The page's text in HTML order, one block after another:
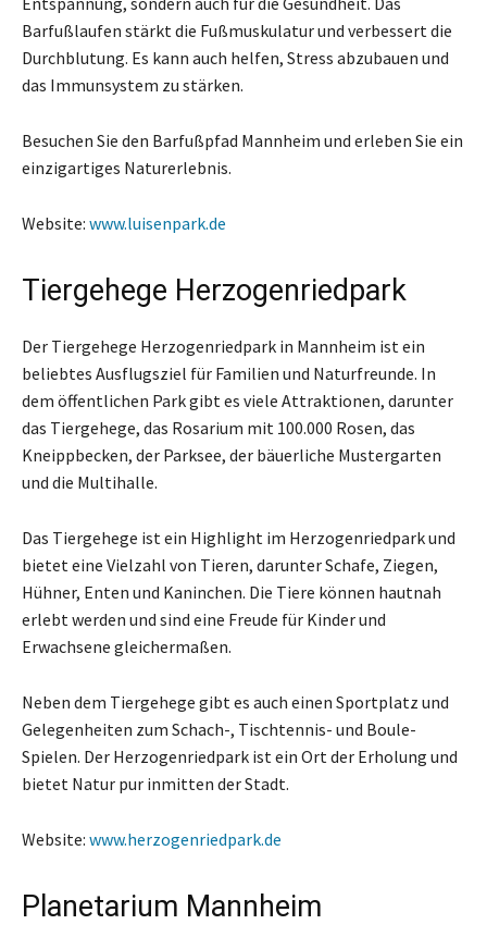
Barfußlaufen stärkt die Fußmuskulatur und verbessert die
Durchblutung. Es kann auch helfen, Stress abzubauen und
das Immunsystem zu stärken.
Besuchen Sie den Barfußpfad Mannheim und erleben Sie ein
einzigartiges Naturerlebnis.
Website: www.luisenpark.de
Tiergehege Herzogenriedpark
Der Tiergehege Herzogenriedpark in Mannheim ist ein
beliebtes Ausflugsziel für Familien und Naturfreunde. In
dem öffentlichen Park gibt es viele Attraktionen, darunter
das Tiergehege, das Rosarium mit 100.000 Rosen, das
Kneippbecken, der Parksee, der bäuerliche Mustergarten
und die Multihalle.
Das Tiergehege ist ein Highlight im Herzogenriedpark und
bietet eine Vielzahl von Tieren, darunter Schafe, Ziegen,
Hühner, Enten und Kaninchen. Die Tiere können hautnah
erlebt werden und sind eine Freude für Kinder und
Erwachsene gleichermaßen.
Neben dem Tiergehege gibt es auch einen Sportplatz und
Gelegenheiten zum Schach-, Tischtennis- und Boule-
Spielen. Der Herzogenriedpark ist ein Ort der Erholung und
bietet Natur pur inmitten der Stadt.
Website: www.herzogenriedpark.de
Planetarium Mannheim